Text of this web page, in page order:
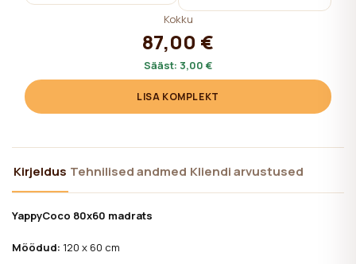
Kokku
87,00 €
Sääst: 3,00 €
LISA KOMPLEKT
Kirjeldus Tehnilised andmed Kliendi arvustused
YappyCoco 80x60 madrats
Mõõdud: 120 x 60 cm